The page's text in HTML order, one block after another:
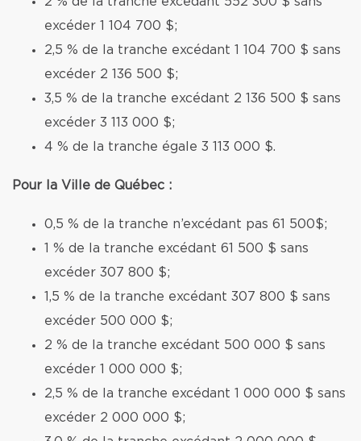
excéder 1 104 700 $;
2,5 % de la tranche excédant 1 104 700 $ sans
excéder 2 136 500 $;
3,5 % de la tranche excédant 2 136 500 $ sans
excéder 3 113 000 $;
4 % de la tranche égale 3 113 000 $.
Pour la Ville de Québec :
0,5 % de la tranche n’excédant pas 61 500$;
1 % de la tranche excédant 61 500 $ sans
excéder 307 800 $;
1,5 % de la tranche excédant 307 800 $ sans
excéder 500 000 $;
2 % de la tranche excédant 500 000 $ sans
excéder 1 000 000 $;
2,5 % de la tranche excédant 1 000 000 $ sans
excéder 2 000 000 $;